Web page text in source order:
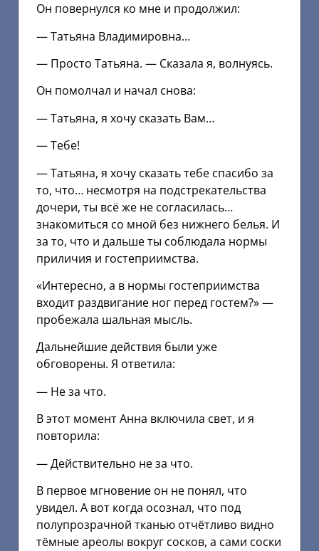
Он повернулся ко мне и продолжил:
— Татьяна Владимировна…
— Просто Татьяна. — Сказала я, волнуясь.
Он помолчал и начал снова:
— Татьяна, я хочу сказать Вам…
— Тебе!
— Татьяна, я хочу сказать тебе спасибо за
то, что… несмотря на подстрекательства
дочери, ты всё же не согласилась…
знакомиться со мной без нижнего белья. И
за то, что и дальше ты соблюдала нормы
приличия и гостеприимства.
«Интересно, а в нормы гостеприимства
входит раздвигание ног перед гостем?» —
пробежала шальная мысль.
Дальнейшие действия были уже
обговорены. Я ответила:
— Не за что.
В этот момент Анна включила свет, и я
повторила:
— Действительно не за что.
В первое мгновение он не понял, что
увидел. А вот когда осознал, что под
полупрозрачной тканью отчётливо видно
тёмные ареолы вокруг сосков, а сами соски